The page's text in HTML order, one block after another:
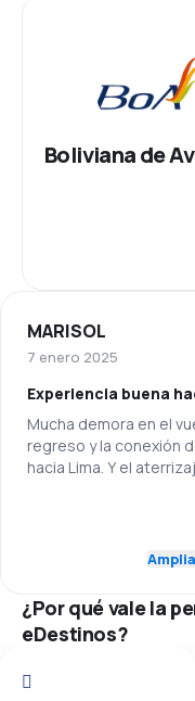
Boliviana de
Red de conexiones
Precio del billete
Comodidad de
MARISOL
7 enero 2025
Experiencia buena
Mucha demora en el
regreso y la conexión
hacia Lima. Y el
Red de conexiones
¿Por qué vale la
eDestinos?